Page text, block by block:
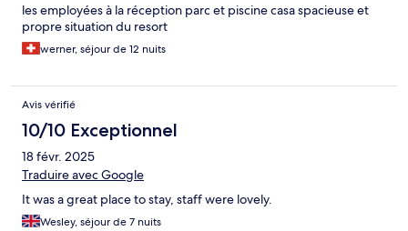
les employées à la réception parc et piscine casa spacieuse et
propre situation du resort
werner, séjour de 12 nuits
Avis vérifié
10/10 Exceptionnel
18 févr. 2025
Traduire avec Google
It was a great place to stay, staff were lovely.
Wesley, séjour de 7 nuits